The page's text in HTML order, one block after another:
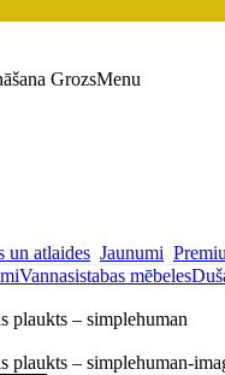
GrozsMenu
un atlaides Jaunumi
Vannasistabas mēbeles